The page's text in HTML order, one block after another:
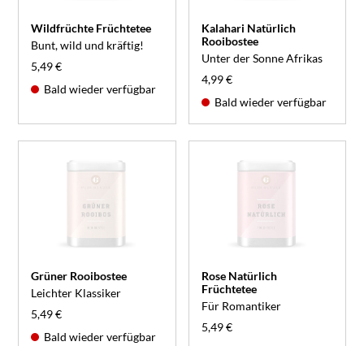
Wildfrüchte Früchtetee
Bunt, wild und kräftig!
5,49 €
Bald wieder verfügbar
Kalahari Natürlich
Rooibostee
Unter der Sonne Afrikas
4,99 €
Bald wieder verfügbar
Grüner Rooibostee
Leichter Klassiker
5,49 €
Bald wieder verfügbar
Rose Natürlich
Früchtetee
Für Romantiker
5,49 €